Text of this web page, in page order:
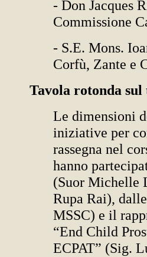
- Don Jacques
Commissione
- S.E. Mons.
Corfù, Zante e
Tavola rotonda sul
Le dimensioni
iniziative per
rassegna nel
hanno
(Suor Michelle
Rupa Rai),
MSSC) e il
“End Child
ECPAT” (Sig.